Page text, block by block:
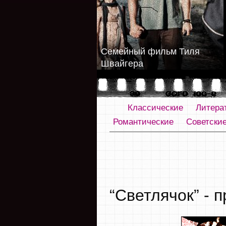
Семейный фильм Тиля
Швайгера
Классические
Романтические
“Светлячок” -